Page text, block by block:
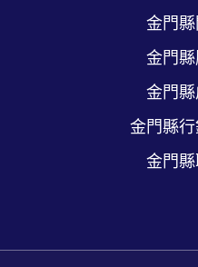
金門
金門
金門
金門縣
金門